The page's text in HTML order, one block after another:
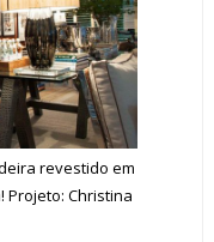
revestido em
Projeto: Christina